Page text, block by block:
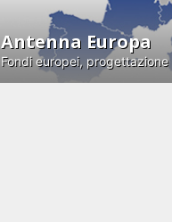
Antenna Europa
Fondi europei,